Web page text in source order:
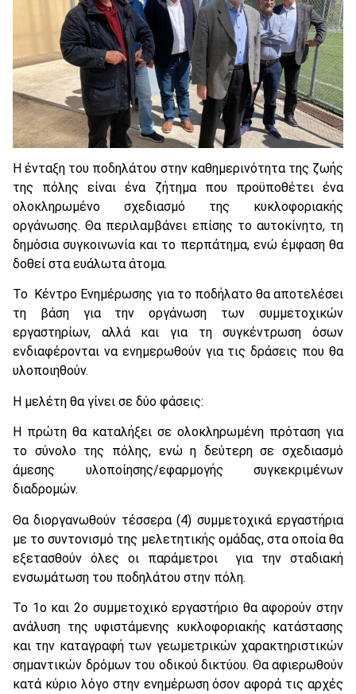
Η ένταξη του ποδηλάτου στην καθημερινότητα της ζωής
της πόλης είναι ένα ζήτημα που προϋποθέτει ένα
ολοκληρωμένο σχεδιασμό της κυκλοφοριακής
οργάνωσης. Θα περιλαμβάνει επίσης το αυτοκίνητο, τη
δημόσια συγκοινωνία και το περπάτημα, ενώ έμφαση θα
δοθεί στα ευάλωτα άτομα.
Το Κέντρο Ενημέρωσης για το ποδήλατο θα αποτελέσει
τη βάση για την οργάνωση των συμμετοχικών
εργαστηρίων, αλλά και για τη συγκέντρωση όσων
ενδιαφέρονται να ενημερωθούν για τις δράσεις που θα
υλοποιηθούν.
Η μελέτη θα γίνει σε δύο φάσεις:
Η πρώτη θα καταλήξει σε ολοκληρωμένη πρόταση για
το σύνολο της πόλης, ενώ η δεύτερη σε σχεδιασμό
άμεσης υλοποίησης/εφαρμογής συγκεκριμένων
διαδρομών.
Θα διοργανωθούν τέσσερα (4) συμμετοχικά εργαστήρια
με το συντονισμό της μελετητικής ομάδας, στα οποία θα
εξετασθούν όλες οι παράμετροι για την σταδιακή
ενσωμάτωση του ποδηλάτου στην πόλη.
Το 1ο και 2ο συμμετοχικό εργαστήριο θα αφορούν στην
ανάλυση της υφιστάμενης κυκλοφοριακής κατάστασης
και την καταγραφή των γεωμετρικών χαρακτηριστικών
σημαντικών δρόμων του οδικού δικτύου. Θα αφιερωθούν
κατά κύριο λόγο στην ενημέρωση όσον αφορά τις αρχές